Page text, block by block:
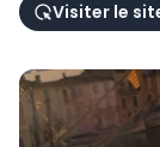
Visiter le